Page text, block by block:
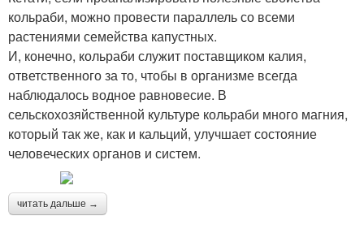
кольраби, можно провести параллель со всеми
растениями семейства капустных.
И, конечно, кольраби служит поставщиком калия,
ответственного за то, чтобы в организме всегда
наблюдалось водное равновесие. В
сельскохозяйственной культуре кольраби много магния,
который так же, как и кальций, улучшает состояние
человеческих органов и систем.
читать дальше →